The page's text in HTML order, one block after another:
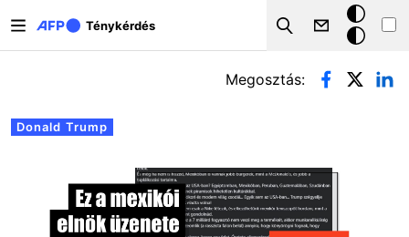
Ténykérdés
Search
Sötét
mód
Elsődleges fülek
Donald Trump
Megosztás: